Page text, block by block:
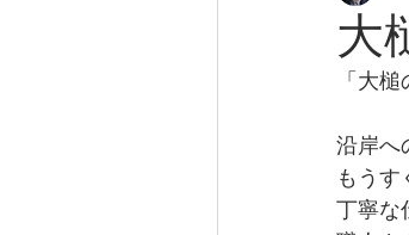
大
「大
沿岸へ
もうす
丁寧な